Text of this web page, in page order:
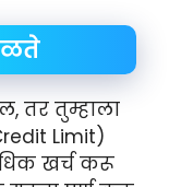
तर तुम्हाला
Limit)
खर्च करू